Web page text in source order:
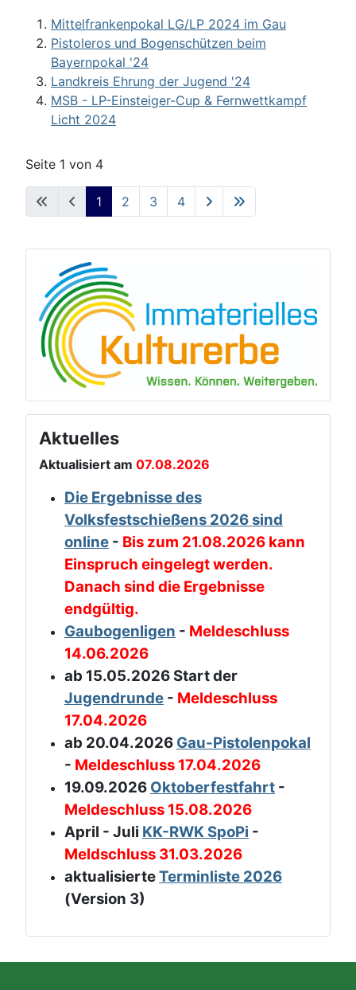
Aktuelles
Aktualisiert am 07.08.2026
Die Ergebnisse des
Volksfestschießens 2026 sind
online - Bis zum 21.08.2026 kann
Einspruch eingelegt werden.
Danach sind die Ergebnisse
endgültig.
Gaubogenligen - Meldeschluss
14.06.2026
ab 15.05.2026 Start der
Jugendrunde - Meldeschluss
17.04.2026
ab 20.04.2026 Gau-Pistolenpokal
- Meldeschluss 17.04.2026
19.09.2026 Oktoberfestfahrt -
Meldeschluss 15.08.2026
April - Juli KK-RWK SpoPi -
Meldschluss 31.03.2026
aktualisierteTerminliste 2026
(Version 3)
Mittelfrankenpokal LG/LP 2024 im Gau
Pistoleros und Bogenschützen beim
Bayernpokal '24
Landkreis Ehrung der Jugend '24
MSB - LP-Einsteiger-Cup & Fernwettkampf
Licht 2024
Seite 1 von 4
1 2 3 4